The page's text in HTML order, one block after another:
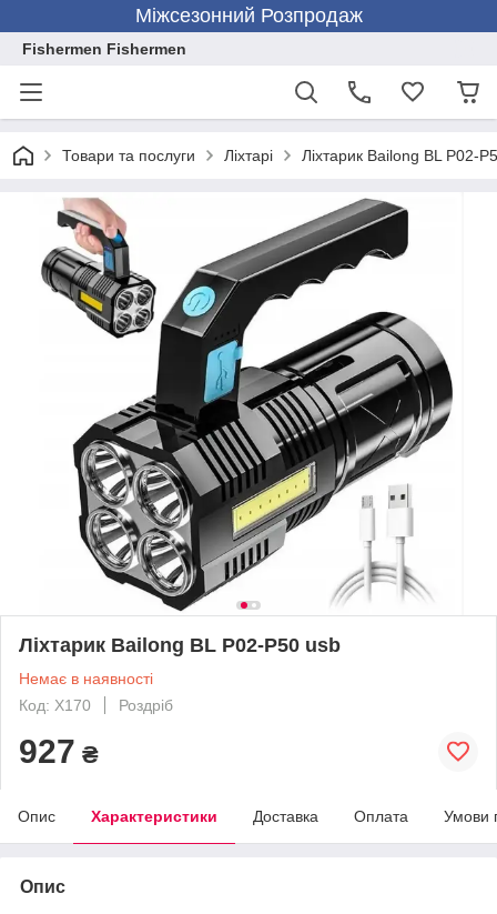
Міжсезонний Розпродаж
Fishermen Fishermen
Товари та послуги Ліхтарі Ліхтарик Bailong BL P02-
Ліхтарик Bailong BL P02-P50 usb
Немає в наявності
Код: X170
Роздріб
927 ₴
Опис Характеристики Доставка Оплата Умови
Опис